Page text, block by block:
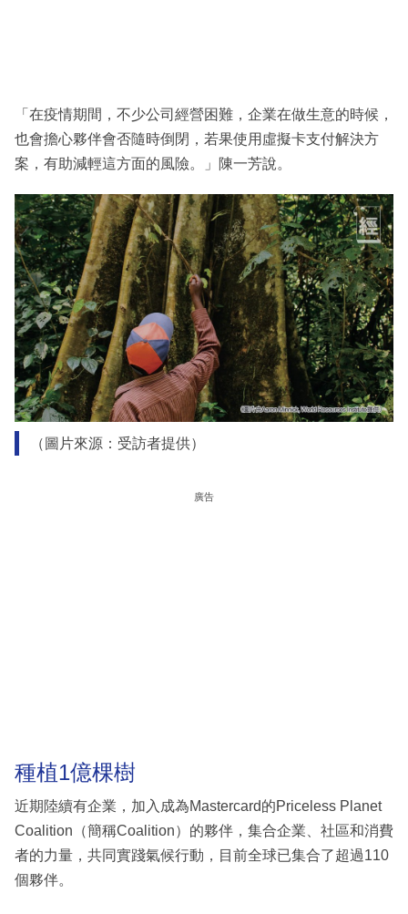
「在疫情期間，不少公司經營困難，企業在做生意的時候，
也會擔心夥伴會否隨時倒閉，若果使用虛擬卡支付解決方
案，有助減輕這方面的風險。」陳一芳說。
（圖片來源：受訪者提供）
廣告
種植1億棵樹
近期陸續有企業，加入成為Mastercard的Priceless Planet
Coalition（簡稱Coalition）的夥伴，集合企業、社區和消費
者的力量，共同實踐氣候行動，目前全球已集合了超過110
個夥伴。